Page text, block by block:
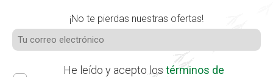
¡No te pierdas nuestras ofertas!
He leído y acepto lostérminos de